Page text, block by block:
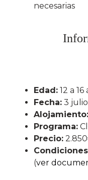
necesarias
Edad: 12 a 16
Fecha: 3
Alojamiento:
Programa:
Precio:
(ver